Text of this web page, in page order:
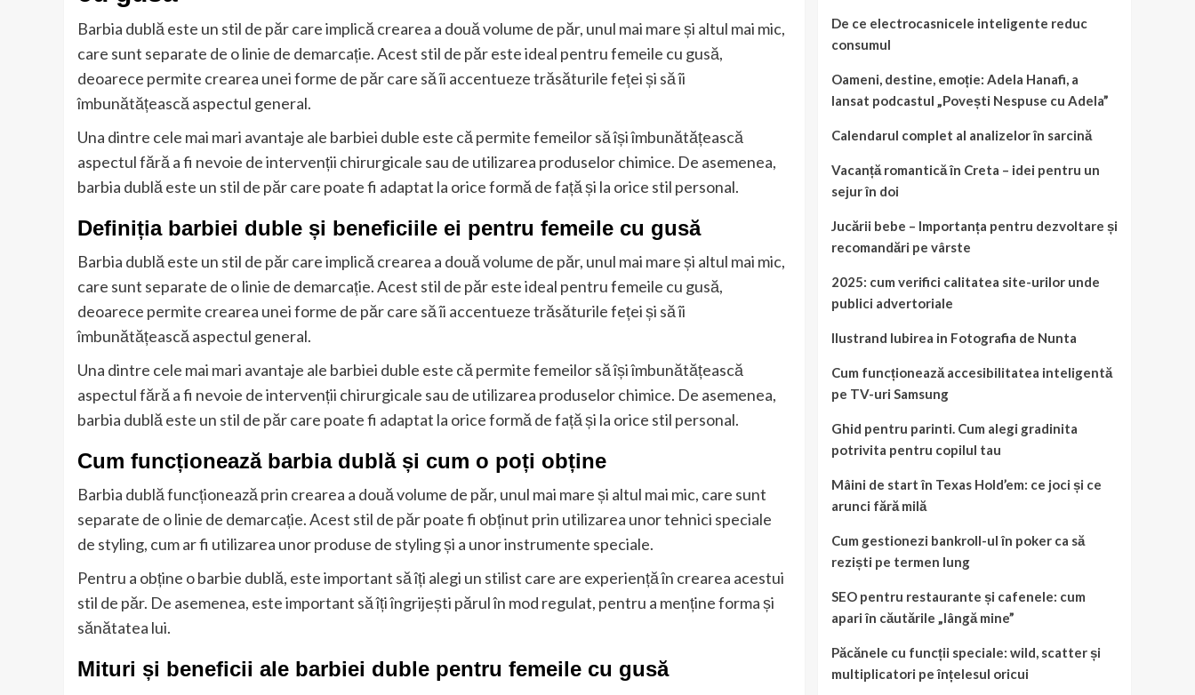
Barbia dublă este un stil de păr care implică crearea a două volume de păr, unul mai mare și altul mai mic,
care sunt separate de o linie de demarcație. Acest stil de păr este ideal pentru femeile cu gusă,
deoarece permite crearea unei forme de păr care să îi accentueze trăsăturile feței și să îi
îmbunătățească aspectul general.
Una dintre cele mai mari avantaje ale barbiei duble este că permite femeilor să își îmbunătățească
aspectul fără a fi nevoie de intervenții chirurgicale sau de utilizarea produselor chimice. De asemenea,
barbia dublă este un stil de păr care poate fi adaptat la orice formă de față și la orice stil personal.
Definiția barbiei duble și beneficiile ei pentru femeile cu gusă
Barbia dublă este un stil de păr care implică crearea a două volume de păr, unul mai mare și altul mai mic,
care sunt separate de o linie de demarcație. Acest stil de păr este ideal pentru femeile cu gusă,
deoarece permite crearea unei forme de păr care să îi accentueze trăsăturile feței și să îi
îmbunătățească aspectul general.
Una dintre cele mai mari avantaje ale barbiei duble este că permite femeilor să își îmbunătățească
aspectul fără a fi nevoie de intervenții chirurgicale sau de utilizarea produselor chimice. De asemenea,
barbia dublă este un stil de păr care poate fi adaptat la orice formă de față și la orice stil personal.
Cum funcționează barbia dublă și cum o poți obține
Barbia dublă funcționează prin crearea a două volume de păr, unul mai mare și altul mai mic, care sunt
separate de o linie de demarcație. Acest stil de păr poate fi obținut prin utilizarea unor tehnici speciale
de styling, cum ar fi utilizarea unor produse de styling și a unor instrumente speciale.
Pentru a obține o barbie dublă, este important să îți alegi un stilist care are experiență în crearea acestui
stil de păr. De asemenea, este important să îți îngrijești părul în mod regulat, pentru a menține forma și
sănătatea lui.
Mituri și beneficii ale barbiei duble pentru femeile cu gusă
De ce electrocasnicele inteligente reduc
consumul
Oameni, destine, emoție: Adela Hanafi, a
lansat podcastul „Povești Nespuse cu Adela”
Calendarul complet al analizelor în sarcină
Vacanță romantică în Creta – idei pentru un
sejur în doi
Jucării bebe – Importanța pentru dezvoltare și
recomandări pe vârste
2025: cum verifici calitatea site-urilor unde
publici advertoriale
Ilustrand Iubirea in Fotografia de Nunta
Cum funcționează accesibilitatea inteligentă
pe TV-uri Samsung
Ghid pentru parinti. Cum alegi gradinita
potrivita pentru copilul tau
Mâini de start în Texas Hold’em: ce joci și ce
arunci fără milă
Cum gestionezi bankroll-ul în poker ca să
reziști pe termen lung
SEO pentru restaurante și cafenele: cum
apari în căutările „lângă mine”
Păcănele cu funcții speciale: wild, scatter și
multiplicatori pe înțelesul oricui